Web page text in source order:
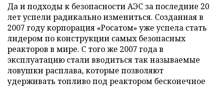
Да и подходы к безопасности АЭС за последние 20
лет успели радикально измениться. Созданная в
2007 году корпорация «Росатом» уже успела стать
лидером по конструкции самых безопасных
реакторов в мире. С того же 2007 года в
эксплуатацию стали вводиться так называемые
ловушки расплава, которые позволяют
удерживать топливо под реактором бесконечное